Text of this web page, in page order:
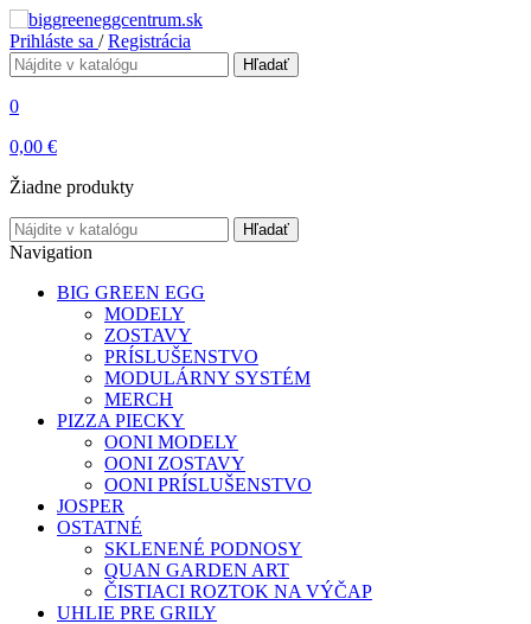
Prihláste sa /Registrácia
Hľadať
0
0,00 €
Žiadne produkty
Hľadať
Navigation
BIG GREEN EGG
MODELY
ZOSTAVY
PRÍSLUŠENSTVO
MODULÁRNY SYSTÉM
MERCH
PIZZA PIECKY
OONI MODELY
OONI ZOSTAVY
OONI PRÍSLUŠENSTVO
JOSPER
OSTATNÉ
SKLENENÉ PODNOSY
QUAN GARDEN ART
ČISTIACI ROZTOK NA VÝČAP
UHLIE PRE GRILY